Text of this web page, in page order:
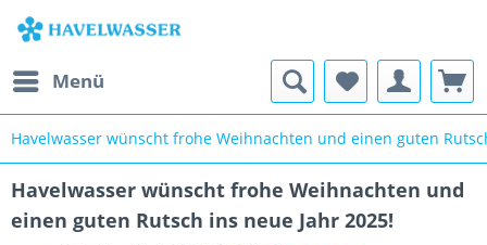
Menü
Havelwasser wünscht frohe Weihnachten und einen guten
Havelwasser wünscht frohe Weihnachten und
einen guten Rutsch ins neue Jahr 2025!